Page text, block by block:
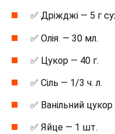
✅ Дріжджі — 5 г
✅ Олія. — 30 мл.
✅ Цукор — 40 г.
✅ Сіль — 1/3 ч. л.
✅ Ванільний
✅ Яйце — 1 шт.